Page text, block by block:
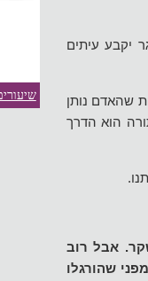
יקבע עיתים
שהאדם נותן
הוא הדרך
אבל רוב
שהורגלו